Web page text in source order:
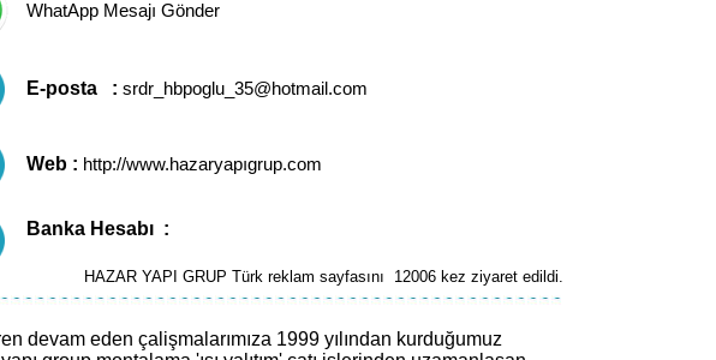
WhatApp Mesajı Gönder
E-posta : srdr_hbpoglu_35@hotmail.com
Web : http://www.hazaryapıgrup.com
Banka Hesabı :
HAZAR YAPI GRUP Türk reklam sayfasını 12006 kez ziyaret edildi.
devam eden çalişmalarımıza 1999 yılından kurduğumuz